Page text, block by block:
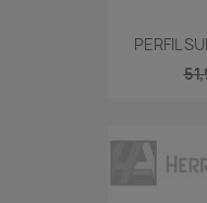
PERFIL